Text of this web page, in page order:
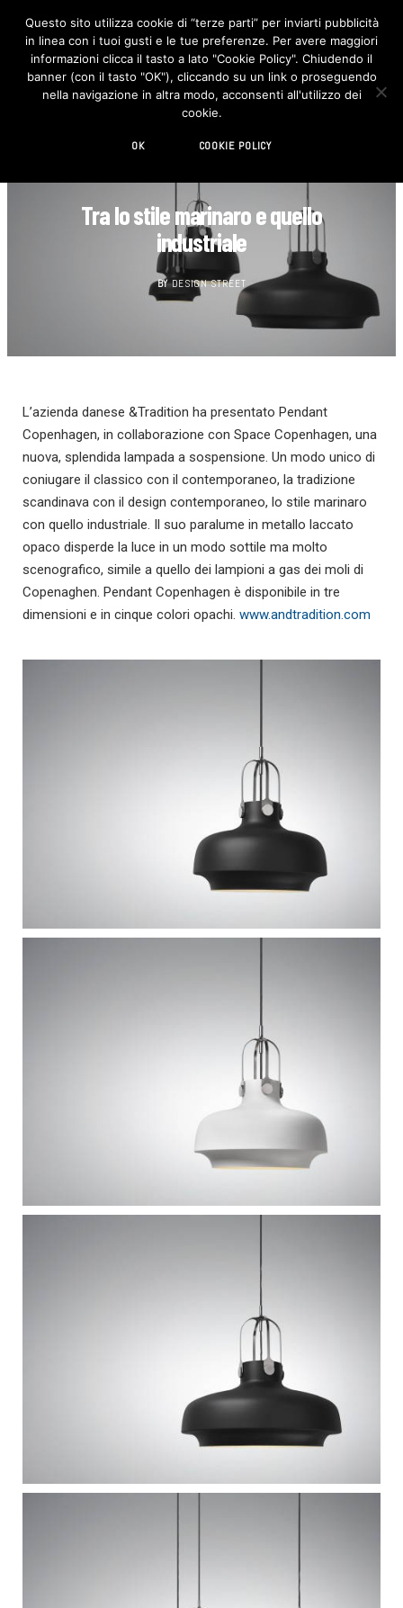
F
c
e
b
o
I
n
s
t
Tra lo stile marinaro e quello
industriale
BY DESIGN STREET
L’azienda danese &Tradition ha presentato Pendant
Copenhagen, in collaborazione con Space Copenhagen, una
nuova, splendida lampada a sospensione. Un modo unico di
coniugare il classico con il contemporaneo, la tradizione
scandinava con il design contemporaneo, lo stile marinaro
con quello industriale. Il suo paralume in metallo laccato
opaco disperde la luce in un modo sottile ma molto
scenografico, simile a quello dei lampioni a gas dei moli di
Copenaghen. Pendant Copenhagen è disponibile in tre
dimensioni e in cinque colori opachi. www.andtradition.com
Questo sito utilizza cookie di “terze parti” per inviarti pubblicità
in linea con i tuoi gusti e le tue preferenze. Per avere maggiori
informazioni clicca il tasto a lato "Cookie Policy". Chiudendo il
banner (con il tasto "OK"), cliccando su un link o proseguendo
nella navigazione in altra modo, acconsenti all'utilizzo dei
cookie.
OK COOKIE POLICY